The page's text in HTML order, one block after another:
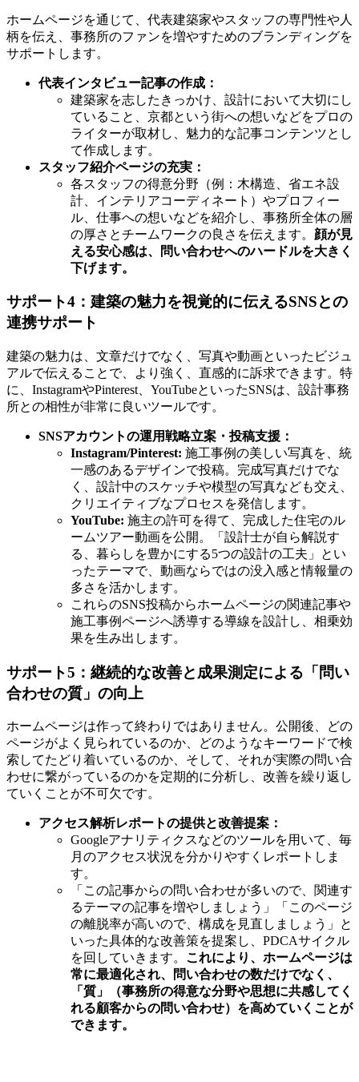
ホームページを通じて、代表建築家やスタッフの専門性や人
柄を伝え、事務所のファンを増やすためのブランディングを
サポートします。
代表インタビュー記事の作成：
建築家を志したきっかけ、設計において大切にし
ていること、京都という街への想いなどをプロの
ライターが取材し、魅力的な記事コンテンツとし
て作成します。
スタッフ紹介ページの充実：
各スタッフの得意分野（例：木構造、省エネ設
計、インテリアコーディネート）やプロフィー
ル、仕事への想いなどを紹介し、事務所全体の層
の厚さとチームワークの良さを伝えます。 顔が見
える安心感は、問い合わせへのハードルを大きく
下げます。
サポート4：建築の魅力を視覚的に伝えるSNSとの
連携サポート
建築の魅力は、文章だけでなく、写真や動画といったビジュ
アルで伝えることで、より強く、直感的に訴求できます。特
に、InstagramやPinterest、YouTubeといったSNSは、設計事務
所との相性が非常に良いツールです。
SNSアカウントの運用戦略立案・投稿支援：
Instagram/Pinterest: 施工事例の美しい写真を、統
一感のあるデザインで投稿。完成写真だけでな
く、設計中のスケッチや模型の写真なども交え、
クリエイティブなプロセスを発信します。
YouTube: 施主の許可を得て、完成した住宅のル
ームツアー動画を公開。「設計士が自ら解説す
る、暮らしを豊かにする5つの設計の工夫」とい
ったテーマで、動画ならではの没入感と情報量の
多さを活かします。
これらのSNS投稿からホームページの関連記事や
施工事例ページへ誘導する導線を設計し、相乗効
果を生み出します。
サポート5：継続的な改善と成果測定による「問い
合わせの質」の向上
ホームページは作って終わりではありません。公開後、どの
ページがよく見られているのか、どのようなキーワードで検
索してたどり着いているのか、そして、それが実際の問い合
わせに繋がっているのかを定期的に分析し、改善を繰り返し
ていくことが不可欠です。
アクセス解析レポートの提供と改善提案：
Googleアナリティクスなどのツールを用いて、毎
月のアクセス状況を分かりやすくレポートしま
す。
「この記事からの問い合わせが多いので、関連す
るテーマの記事を増やしましょう」「このページ
の離脱率が高いので、構成を見直しましょう」と
いった具体的な改善策を提案し、PDCAサイクル
を回していきます。 これにより、ホームページは
常に最適化され、問い合わせの数だけでなく、
「質」（事務所の得意な分野や思想に共感してく
れる顧客からの問い合わせ）を高めていくことが
できます。